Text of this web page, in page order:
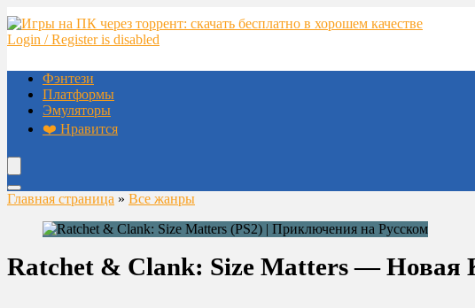
Login / Register is disabled
Фэнтези
Платформы
Эмуляторы
❤️ Нравится
Главная страница » Все жанры
Ratchet & Clank: Size Matters — Новая